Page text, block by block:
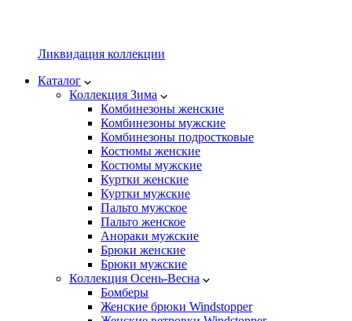
Ликвидация коллекции
Каталог
Коллекция Зима
Комбинезоны женские
Комбинезоны мужские
Комбинезоны подростковые
Костюмы женские
Костюмы мужские
Куртки женские
Куртки мужские
Пальто мужское
Пальто женское
Анораки мужские
Брюки женские
Брюки мужские
Коллекция Осень-Весна
Бомберы
Женские брюки Windstopper